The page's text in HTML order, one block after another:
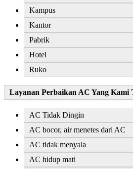
Kampus
Kantor
Pabrik
Hotel
Ruko
Layanan Perbaikan AC Yang Kami
AC Tidak Dingin
AC bocor, air menetes dari AC
AC tidak menyala
AC hidup mati